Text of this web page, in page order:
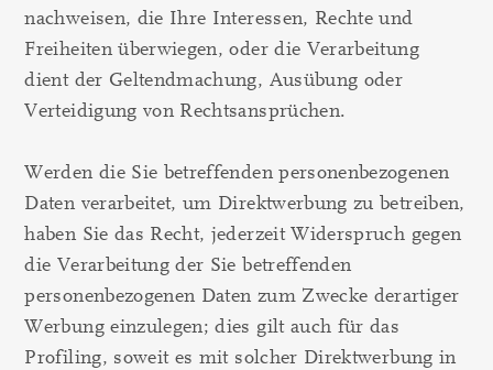
nachweisen, die Ihre Interessen, Rechte und
Freiheiten überwiegen, oder die Verarbeitung
dient der Geltendmachung, Ausübung oder
Verteidigung von Rechtsansprüchen.
Werden die Sie betreffenden personenbezogenen
Daten verarbeitet, um Direktwerbung zu betreiben,
haben Sie das Recht, jederzeit Widerspruch gegen
die Verarbeitung der Sie betreffenden
personenbezogenen Daten zum Zwecke derartiger
Werbung einzulegen; dies gilt auch für das
Profiling, soweit es mit solcher Direktwerbung in